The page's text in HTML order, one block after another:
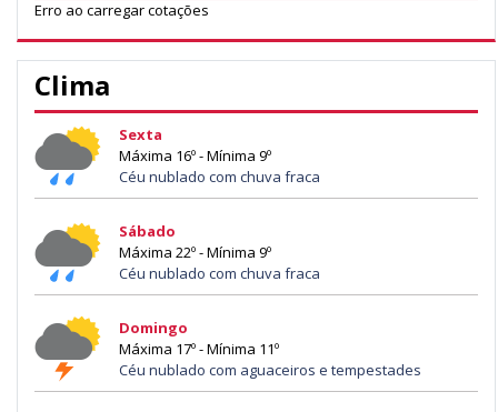
Erro ao carregar cotações
Clima
Sexta
Máxima 16º - Mínima 9º
Céu nublado com chuva fraca
Sábado
Máxima 22º - Mínima 9º
Céu nublado com chuva fraca
Domingo
Máxima 17º - Mínima 11º
Céu nublado com aguaceiros e tempestades